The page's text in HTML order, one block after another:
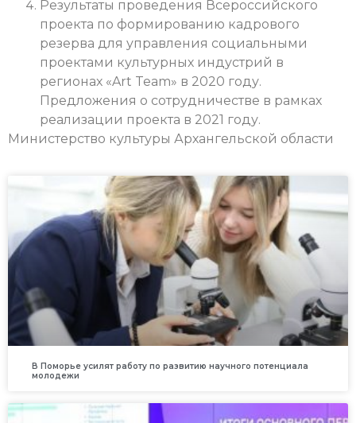
Результаты проведения Всероссийского
проекта по формированию кадрового
резерва для управления социальными
проектами культурных индустрий в
регионах «Art Team» в 2020 году.
Предложения о сотрудничестве в рамках
реализации проекта в 2021 году.
Министерство культуры Архангельской области
В Поморье усилят работу по развитию научного потенциала
молодежи